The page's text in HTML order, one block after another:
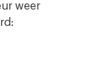
weer